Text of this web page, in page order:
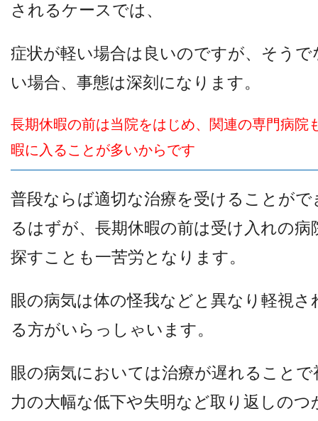
されるケースでは、
症状が軽い場合は良いのですが、 そうで
い場合、事態は深刻になります。
長期休暇の前は当院をはじめ、関連の専門病院
暇に入ることが多いからです
普段ならば適切な治療を受けることがで
るはずが、長期休暇の前は受け入れの病
探すことも一苦労となります。
眼の病気は体の怪我などと異なり軽視さ
る方がいらっしゃいます。
眼の病気においては治療が遅れることで
力の大幅な低下や失明など取り返しのつ